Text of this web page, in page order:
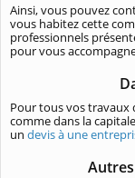
Ainsi, vous pouvez
vous habitez cette
professionnels
pour vous
Pour tous vos travaux
comme dans la
un devis à une